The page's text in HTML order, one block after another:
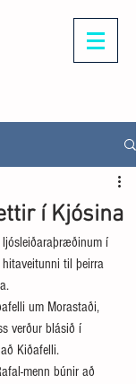
í Kjósina
í
til þeirra
um Morastaði,
verður blásið í
Kiðafelli.
menn búnir að